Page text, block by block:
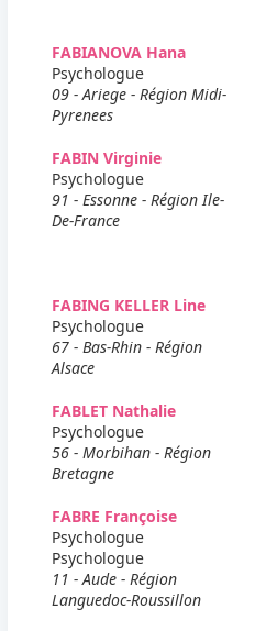
FABIANOVA Hana
Psychologue
09 - Ariege - Région Midi-
Pyrenees
FABIN Virginie
Psychologue
91 - Essonne - Région Ile-
De-France
FABING KELLER Line
Psychologue
67 - Bas-Rhin - Région
Alsace
FABLET Nathalie
Psychologue
56 - Morbihan - Région
Bretagne
FABRE Françoise
Psychologue
Psychologue
11 - Aude - Région
Languedoc-Roussillon